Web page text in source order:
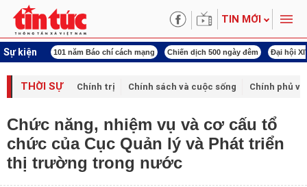
TIN MỚI
Sự kiện
tên Bác 101 năm Báo chí cách mạng Chiến dịch 500 ngày đêm Đại hội
THỜI SỰ Chính trị Chính sách và cuộc sống Chính phủ
Chức năng, nhiệm vụ và cơ cấu tổ
chức của Cục Quản lý và Phát triển
thị trường trong nước